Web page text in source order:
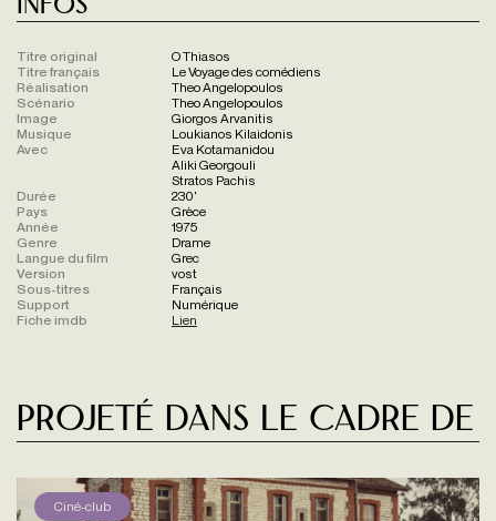
Infos
Titre original
O Thiasos
Titre français
Le Voyage des comédiens
Réalisation
Theo Angelopoulos
Scénario
Theo Angelopoulos
Image
Giorgos Arvanitis
Musique
Loukianos Kilaidonis
Avec
Eva Kotamanidou
Aliki Georgouli
Stratos Pachis
Durée
230'
Pays
Grèce
Année
1975
Genre
Drame
Langue du film
Grec
Version
vost
Sous-titres
Français
Support
Numérique
Fiche imdb
Lien
Projeté dans le cadre de
Ciné-club